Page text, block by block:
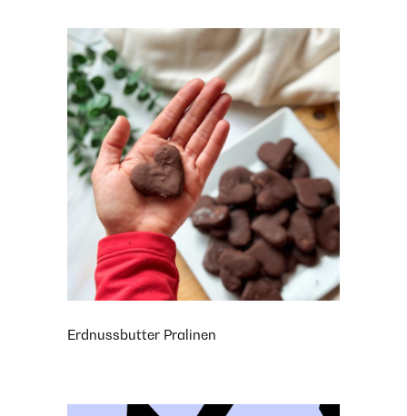
Erdnussbutter Pralinen